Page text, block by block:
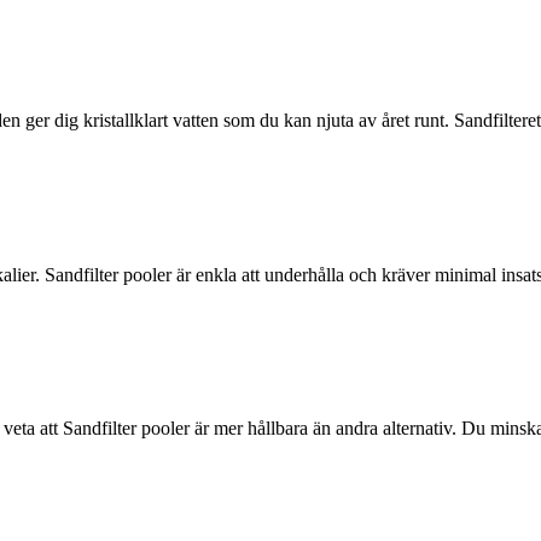
ger dig kristallklart vatten som du kan njuta av året runt.
Sandfilter pooler är enkla att underhålla och kräver minimal
att Sandfilter pooler är mer hållbara än andra alternativ. Du